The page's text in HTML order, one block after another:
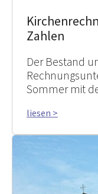
Zahlen
Der Bestand
Sommer mit
liesen >